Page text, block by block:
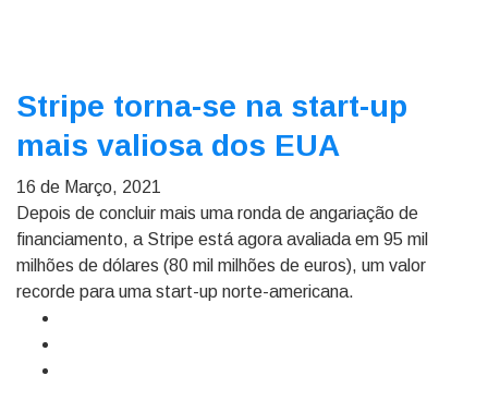
Stripe torna-se na start-up
mais valiosa dos EUA
16 de Março, 2021
Depois de concluir mais uma ronda de angariação de
financiamento, a Stripe está agora avaliada em 95 mil
milhões de dólares (80 mil milhões de euros), um valor
recorde para uma start-up norte-americana.